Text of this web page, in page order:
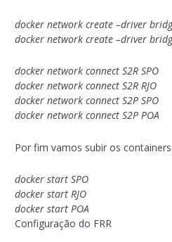
docker network create –driver
docker network create –driver
docker network connect S2R SPO
docker network connect S2R RJO
docker network connect S2P SPO
docker network connect S2P POA
Por fim vamos subir os containers:
docker start SPO
docker start RJO
docker start POA
Configuração do FRR